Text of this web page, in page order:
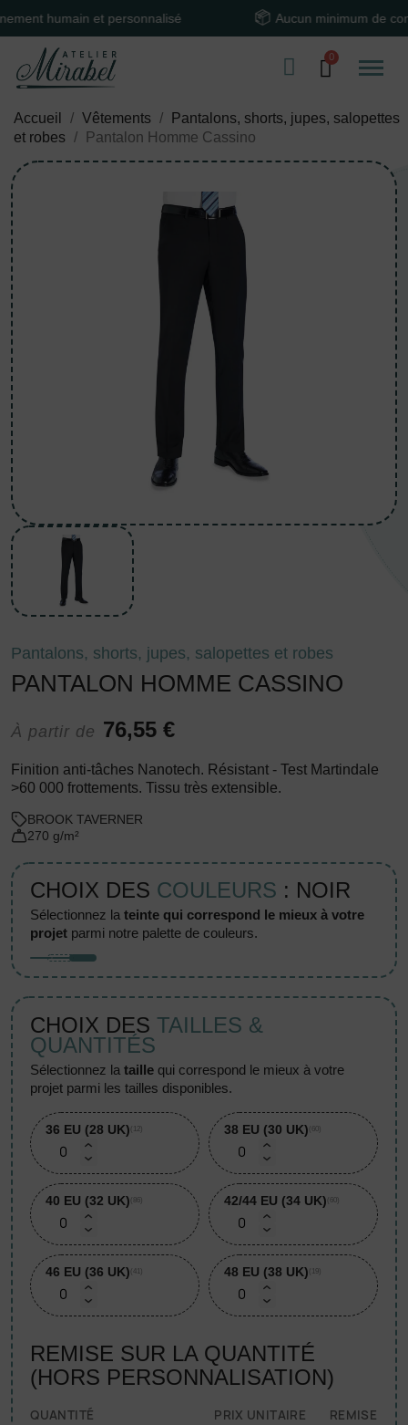
humain et personnalisé Aucun minimum de
Accueil Vêtements
Pantalons, shorts, jupes, salopettes
et robes
Pantalon Homme Cassino
Pantalons, shorts, jupes, salopettes et robes
PANTALON HOMME CASSINO
À partir de 76,55 €
Finition anti-tâches Nanotech. Résistant - Test Martindale
>60 000 frottements. Tissu très extensible.
BROOK TAVERNER
270 g/m²
CHOIX DES COULEURS : NOIR
sélectionnez lateinte qui correspond le mieux à votre
projet parmi notre palette de couleurs.
CHOIX DES TAILLES &
QUANTITÉS
sélectionnez lataille qui correspond le mieux à votre
projet parmi les tailles disponibles.
36 EU (28 UK) (12) 38 EU (30 UK) (60)
40 EU (32 UK) (86) 42/44 EU (34 UK) (60)
46 EU (36 UK) (41) 48 EU (38 UK) (19)
REMISE SUR LA QUANTITÉ
(HORS PERSONNALISATION)
QUANTITÉ PRIX UNITAIRE REMISE